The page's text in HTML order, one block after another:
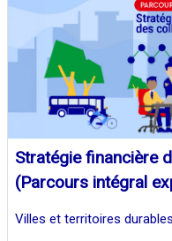
Stratégie financière
(Parcours intégral
Villes et territoires durables